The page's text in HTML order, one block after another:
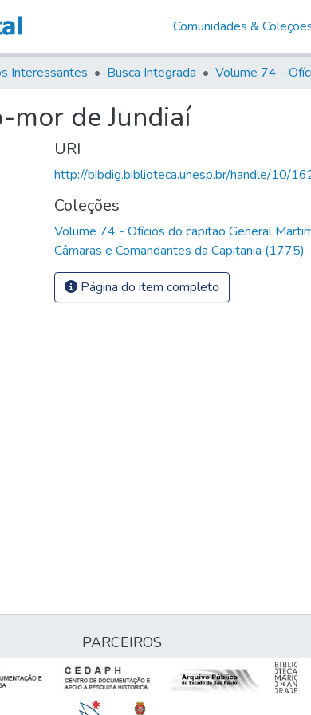
Comunidades &
Interessantes Busca Integrada
mor de Jundiaí
URI
http://bibdig.biblioteca.unesp.br/handle/10/
Coleções
Volume 74 - Ofícios do capitão General
Câmaras e Comandantes da Capitania (1775)
Página do item completo
PARCEIROS